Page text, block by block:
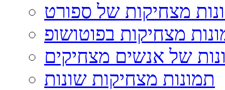
מצחיקות של ספורט
מצחיקות בפוטושופ
של אנשים מצחיקים
תמונות מצחיקות שונות